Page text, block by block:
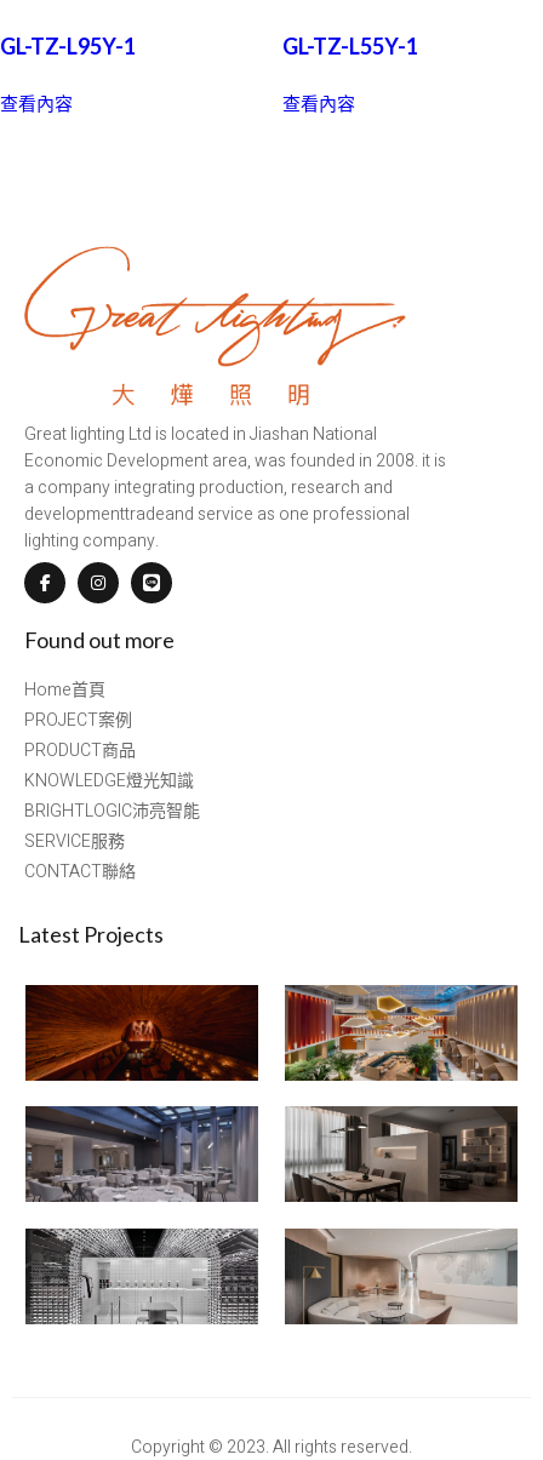
GL-TZ-L95Y-1
查看內容
GL-TZ-L55Y-1
查看內容
Great lighting Ltd is located in Jiashan National
Economic Development area, was founded in 2008. it is
a company integrating production, research and
developmenttradeand service as one professional
lighting company.
Found out more
Home首頁
PROJECT案例
PRODUCT商品
KNOWLEDGE燈光知識
BRIGHTLOGIC沛亮智能
SERVICE服務
CONTACT聯絡
Latest Projects
Copyright © 2023. All rights reserved.